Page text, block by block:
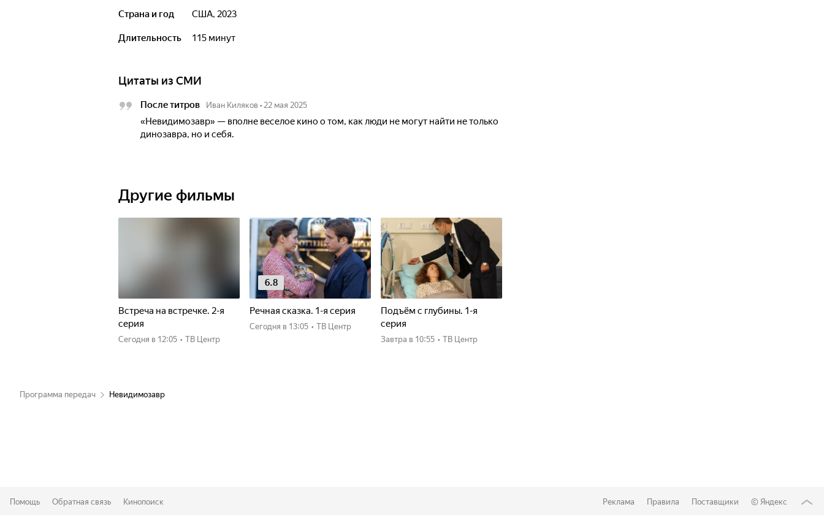
Страна и год США, 2023
Длительность 115 минут
Цитаты из СМИ
После титров Иван Киляков • 22 мая 2025
«Невидимозавр» — вполне веселое кино о том, как люди не могут найти не только
динозавра, но и себя.
Другие фильмы
Встреча на встречке. 2-я
серия
Сегодня в 12:05 • ТВ Центр
6.8
Речная сказка. 1-я серия
Сегодня в 13:05 • ТВ Центр
Подъём с глубины. 1-я
серия
Завтра в 10:55 • ТВ Центр
Программа передач Невидимозавр
Помощь Обратная связь Кинопоиск Реклама Правила Поставщики © Яндекс